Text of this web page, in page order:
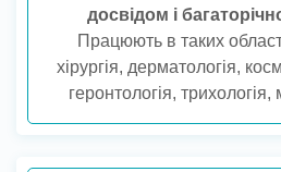
досвідом і
Працюють в таких
хірургія, дерматологія,
геронтологія, трихологія,